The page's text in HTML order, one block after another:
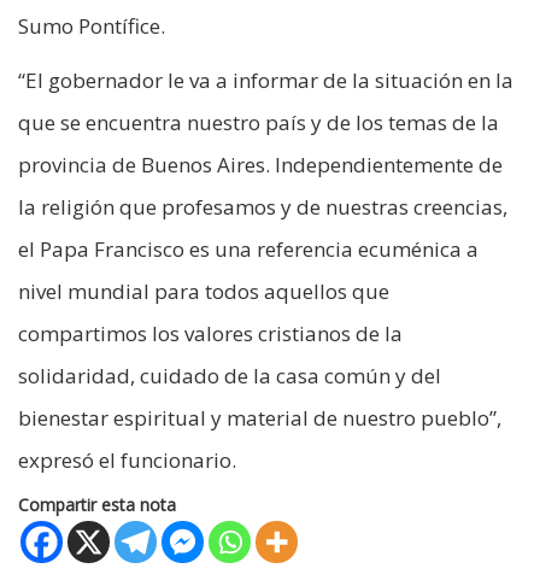
Sumo Pontífice.
“El gobernador le va a informar de la situación en la
que se encuentra nuestro país y de los temas de la
provincia de Buenos Aires. Independientemente de
la religión que profesamos y de nuestras creencias,
el Papa Francisco es una referencia ecuménica a
nivel mundial para todos aquellos que
compartimos los valores cristianos de la
solidaridad, cuidado de la casa común y del
bienestar espiritual y material de nuestro pueblo”,
expresó el funcionario.
Compartir esta nota